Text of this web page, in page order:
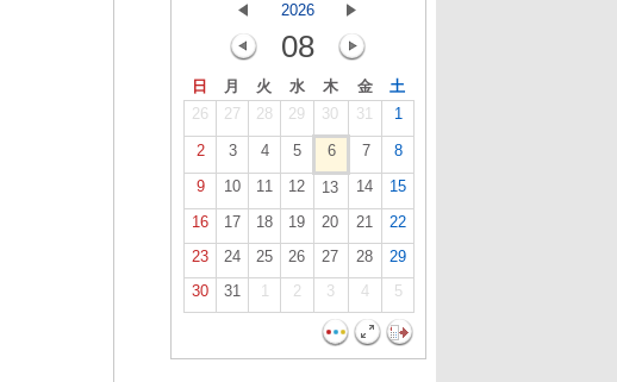
2026
08
日 月 火 水 木 金
土
26
27 28 29 30 31 1
2 3 4 5 6 7
8
9
10 11 12 13 14
15
16
17 18 19 20 21
22
23
24 25 26 27 28
29
30
31 1 2 3 4 5